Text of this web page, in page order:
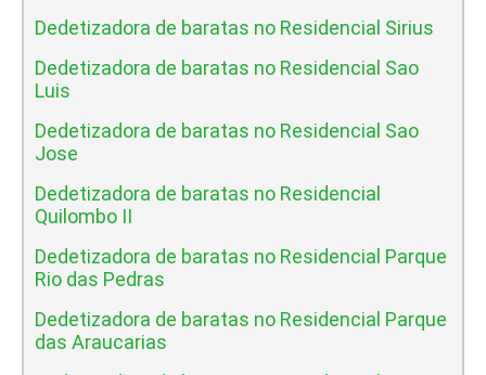
Dedetizadora de baratas no Residencial Sirius
Dedetizadora de baratas no Residencial Sao
Luis
Dedetizadora de baratas no Residencial Sao
Jose
Dedetizadora de baratas no Residencial
Quilombo II
Dedetizadora de baratas no Residencial Parque
Rio das Pedras
Dedetizadora de baratas no Residencial Parque
das Araucarias